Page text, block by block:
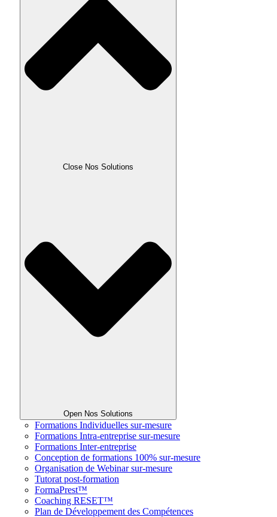
Close Nos Solutions
Open Nos Solutions
Formations Individuelles sur-mesure
Formations Intra-entreprise sur-mesure
Formations Inter-entreprise
Conception de formations 100% sur-mesure
Organisation de Webinar sur-mesure
Tutorat post-formation
FormaPrest™
Coaching RESET™
Plan de Développement des Compétences